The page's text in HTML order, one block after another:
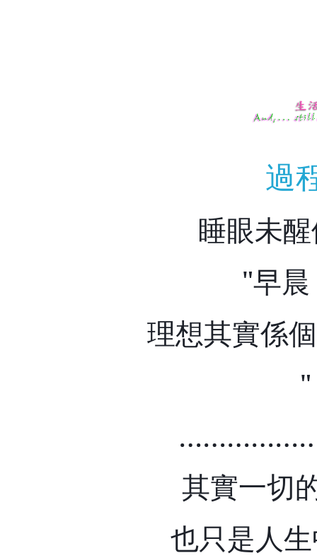
過
睡眼未
"早
理想其實係
其實一切
也只是人